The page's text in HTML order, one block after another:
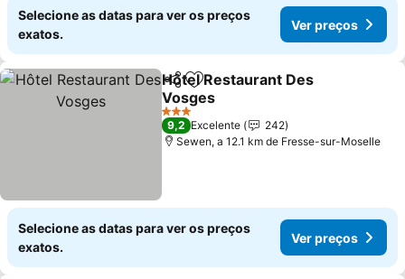
Selecione as datas para ver os preços
exatos.
Ver preços
PartilharAdicionar aos favoritos
Hôtel Restaurant Des
Vosges
3 Estrelas
9,2 Excelente
242
Sewen, a 12.1 km de Fresse-sur-Moselle
Selecione as datas para ver os preços
exatos.
Ver preços